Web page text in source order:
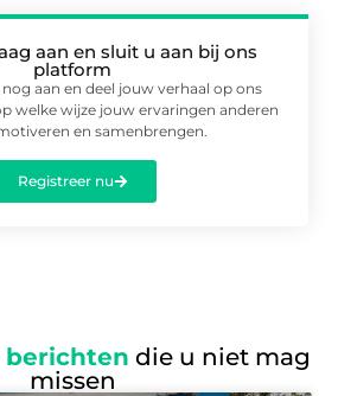
aan en sluit u aan bij ons
platform
aan en deel jouw verhaal op ons
welke wijze jouw ervaringen anderen
en samenbrengen.
Registreer nu
berichten die u niet mag
missen